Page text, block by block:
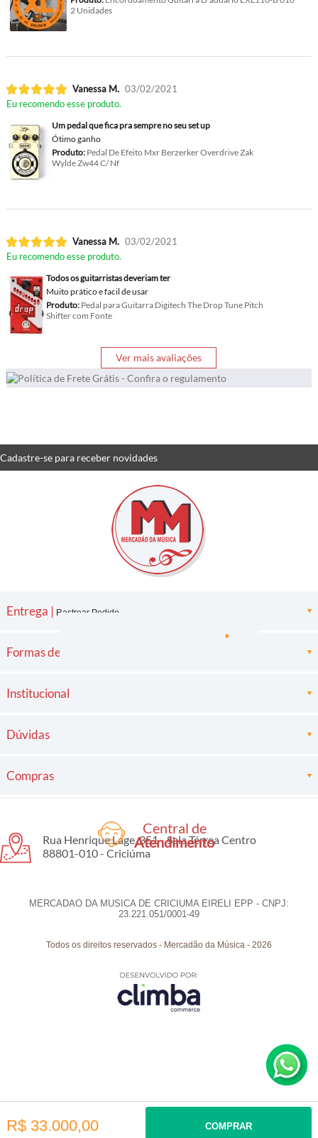
2 Unidades
Vanessa M. 03/02/2021
Eu recomendo esse produto.
Um pedal que fica pra sempre no seu set up
Ótimo ganho
Produto:Pedal De Efeito Mxr Berzerker Overdrive Zak
Wylde Zw44 C/ Nf
Vanessa M. 03/02/2021
Eu recomendo esse produto.
Todos os guitarristas deveriam ter
Muito prático e facil de usar
Produto:Pedal para Guitarra Digitech The Drop Tune Pitch
Shifter com Fonte
Ver mais avaliações
Cadastre-se para receber novidades
Entrega | Rastrear Pedido
Formas de pagamento
Institucional
Dúvidas
Compras
Central de
Atendimento
Rua Henrique Lage, 351 - Sala Térrea Centro
88801-010 - Criciúma
MERCADAO DA MUSICA DE CRICIUMA EIRELI EPP - CNPJ:
23.221.051/0001-49
Todos os direitos reservados -Mercadão da Música -2026
R$ 33.000,00 COMPRAR